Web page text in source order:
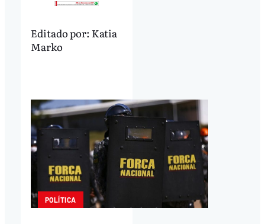
Editado por: Katia
Marko
POLÍTICA